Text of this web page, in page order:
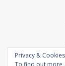
Privacy &
To find out